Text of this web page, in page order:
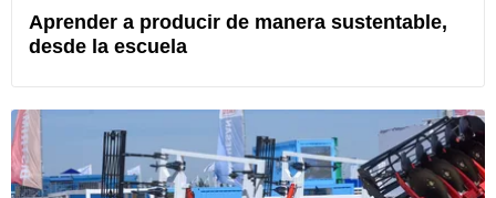
Aprender a producir de manera sustentable,
desde la escuela